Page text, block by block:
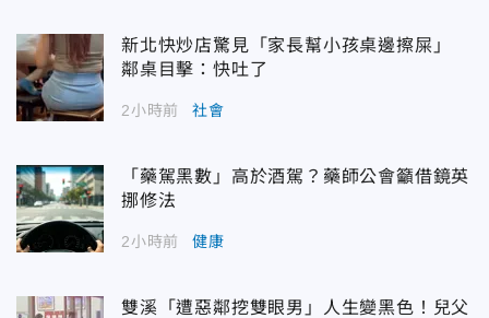
新北快炒店驚見「家長幫小孩桌邊擦屎」
鄰桌目擊：快吐了
2小時前 社會
「藥駕黑數」高於酒駕？藥師公會籲借鏡英
挪修法
2小時前 健康
雙溪「遭惡鄰挖雙眼男」人生變黑色！兒父